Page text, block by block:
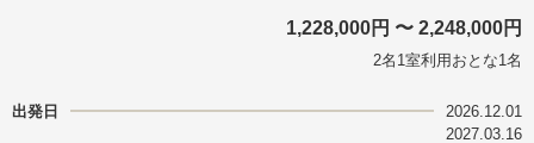
祭り
1,228,000円 〜 2,248,000円
2名1室利用おとな1名
出発日
2026.12.01
2027.03.16